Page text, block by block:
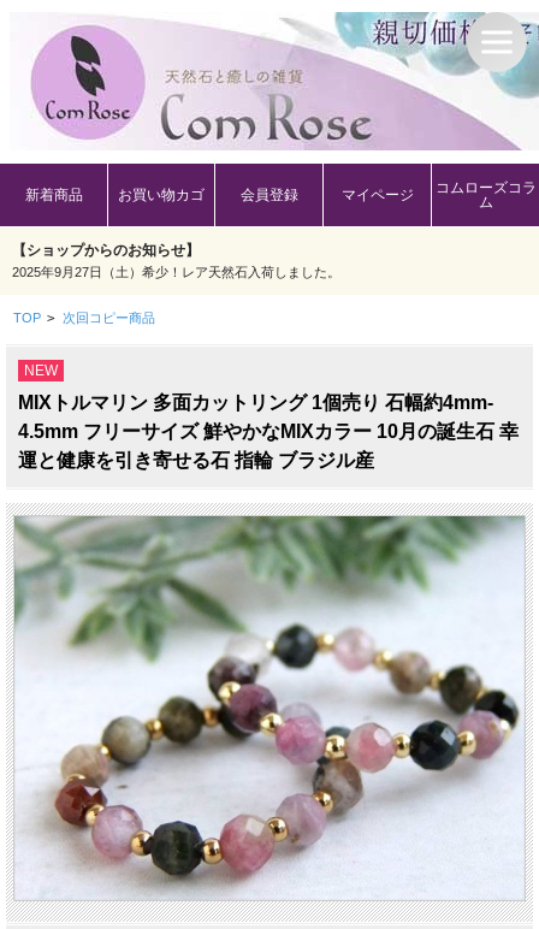
新着商品 お買い物カゴ 会員登録 マイページ
コムローズコラ
ム
【ショップからのお知らせ】
2025年9月27日（土）希少！レア天然石入荷しました。
TOP > 次回コピー商品
NEW
MIXトルマリン 多面カットリング 1個売り 石幅約4mm-
4.5mm フリーサイズ 鮮やかなMIXカラー 10月の誕生石 幸
運と健康を引き寄せる石 指輪 ブラジル産